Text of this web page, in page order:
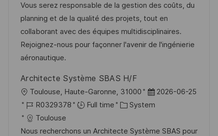
o
n
D
a
t
e
o
r
y
Vous serez responsable de la gestion des coûts, du
planning et de la qualité des projets, tout en
collaborant avec des équipes multidisciplinaires.
Rejoignez-nous pour façonner l'avenir de l'ingénierie
aéronautique.
Architecte Système SBAS H/F
L
o
c
a
Toulouse, Haute-Garonne, 31000
P
o
t
2026-06-25
J
o
b
R0329378 Full time
C
t
System
Toulouse
Nous recherchons un Architecte Système SBAS pour